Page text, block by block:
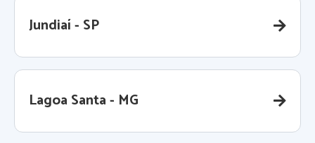
Jundiaí - SP
Lagoa Santa - MG